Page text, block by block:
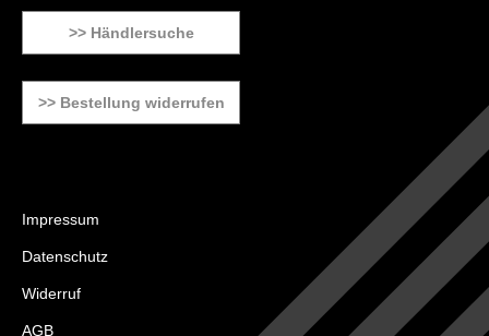
>> Händlersuche
>> Bestellung widerrufen
Impressum
Datenschutz
Widerruf
AGB